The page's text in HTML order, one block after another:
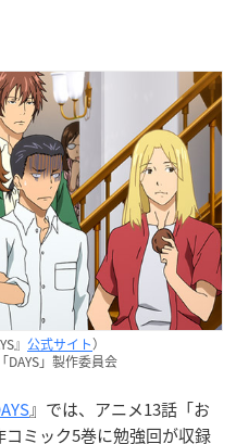
』 公式サイト）
」製作委員会
』では、アニメ13話「お
ミック5巻に勉強回が収録